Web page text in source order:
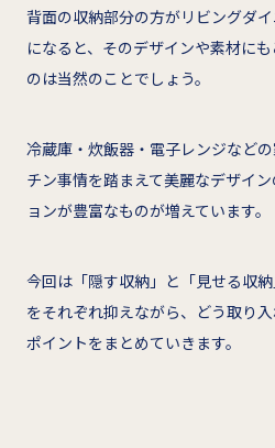
背面の収納部分の方がリビングダ
になると、そのデザインや素材に
のは当然のことでしょう。
冷蔵庫・炊飯器・電子レンジなど
チン事情を踏まえて美麗なデザイ
ョンが豊富なものが増えています。
今回は「隠す収納」と「見せる収
をそれぞれ抑えながら、どう取り
ポイントをまとめていきます。